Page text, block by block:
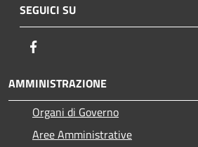
SEGUICI SU
AMMINISTRAZIONE
Organi di Governo
Aree Amministrative